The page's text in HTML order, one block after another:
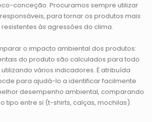
conceção. Procuramos sempre utilizar
para tornar os produtos mais
às agressões do clima.
o impacto ambiental dos produtos:
do produto são calculados para todo
vários indicadores. É atribuída
para ajudá-lo a identificar facilmente
desempenho ambiental, comparando
tipo entre si (t-shirts, calças, mochilas).